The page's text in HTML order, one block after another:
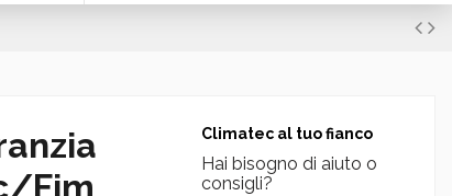
Fjm
Climatec al tuo fianco
Hai bisogno di aiuto o
consigli?